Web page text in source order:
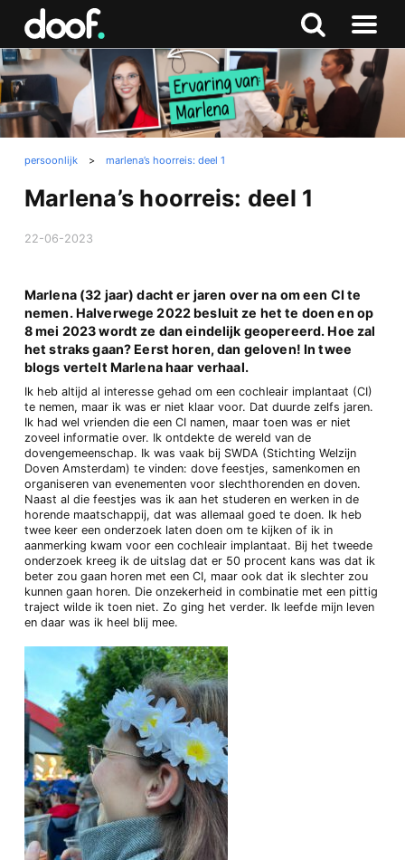
Zoeken
Naar
menu
persoonlijk > marlena’s hoorreis: deel 1
Marlena’s hoorreis: deel 1
22-06-2023
Marlena (32 jaar) dacht er jaren over na om een CI te
nemen. Halverwege 2022 besluit ze het te doen en op
8 mei 2023 wordt ze dan eindelijk geopereerd. Hoe zal
het straks gaan? Eerst horen, dan geloven! In twee
blogs vertelt Marlena haar verhaal.
Ik heb altijd al interesse gehad om een cochleair implantaat (CI)
te nemen, maar ik was er niet klaar voor. Dat duurde zelfs jaren.
Ik had wel vrienden die een CI namen, maar toen was er niet
zoveel informatie over. Ik ontdekte de wereld van de
dovengemeenschap. Ik was vaak bij SWDA (Stichting Welzijn
Doven Amsterdam) te vinden: dove feestjes, samenkomen en
organiseren van evenementen voor slechthorenden en doven.
Naast al die feestjes was ik aan het studeren en werken in de
horende maatschappij, dat was allemaal goed te doen. Ik heb
twee keer een onderzoek laten doen om te kijken of ik in
aanmerking kwam voor een cochleair implantaat. Bij het tweede
onderzoek kreeg ik de uitslag dat er 50 procent kans was dat ik
beter zou gaan horen met een CI, maar ook dat ik slechter zou
kunnen gaan horen. Die onzekerheid in combinatie met een pittig
traject wilde ik toen niet. Zo ging het verder. Ik leefde mijn leven
en daar was ik heel blij mee.
Doof.nl
Zoeken
naar
boven